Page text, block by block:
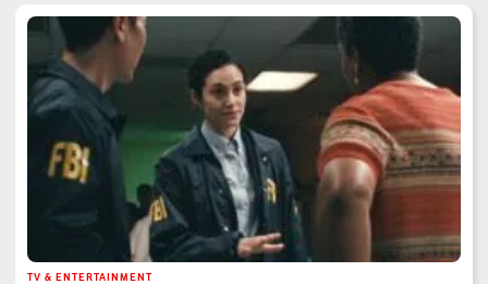
TV & ENTERTAINMENT